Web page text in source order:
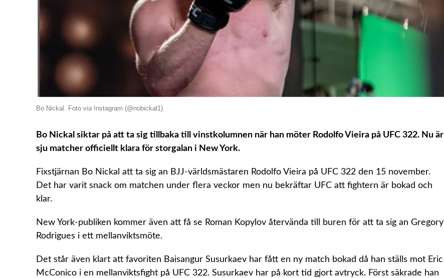
Bo Nickal. Foto via Instagram (@nobickal1)
Bo Nickal siktar på att ta sig tillbaka till vinstkolumnen när han möter Rodolfo Vieira på UFC 322. Nu är
sju matcher officiellt klara för storgalan i New York.
Fixstjärnan Bo Nickal att ta sig an BJJ-världsmästaren Rodolfo Vieira på UFC 322 den 15 november.
Det har varit snack om matchen under flera veckor men nu bekräftar UFC att fightern är bokad och
klar.
New York-publiken kommer även att få se Roman Kopylov återvända till buren för att ta sig an Gregory
Rodrigues i ett mellanviktsmöte.
Det står även klart att favoriten Baisangur Susurkaev har fått en ny match bokad då han ställs mot Eric
McConico i en mellanviktsfight på UFC 322. Susurkaev har på kort tid gjort avtryck. Först säkrade han